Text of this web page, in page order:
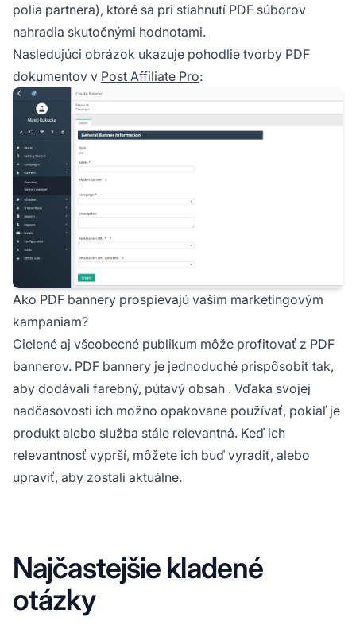
polia partnera), ktoré sa pri stiahnutí PDF súborov
nahradia skutočnými hodnotami.
Nasledujúci obrázok ukazuje pohodlie tvorby PDF
dokumentov v Post Affiliate Pro:
Ako PDF bannery prospievajú vašim marketingovým
kampaniam?
Cielené aj všeobecné publikum môže profitovať z PDF
bannerov. PDF bannery je jednoduché prispôsobiť tak,
aby dodávali farebný, pútavý obsah . Vďaka svojej
nadčasovosti ich možno opakovane používať, pokiaľ je
produkt alebo služba stále relevantná. Keď ich
relevantnosť vyprší, môžete ich buď vyradiť, alebo
upraviť, aby zostali aktuálne.
Najčastejšie kladené
otázky